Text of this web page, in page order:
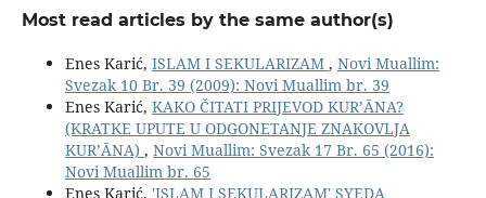
Most read articles by the same author(s)
Enes Karić, ISLAM I SEKULARIZAM , Novi Muallim:
Svezak 10 Br. 39 (2009): Novi Muallim br. 39
Enes Karić, KAKO ČITATI PRIJEVOD KUR’ĀNA?
(KRATKE UPUTE U ODGONETANJE ZNAKOVLJA
KUR’ĀNA) , Novi Muallim: Svezak 17 Br. 65 (2016):
Novi Muallim br. 65
Enes Karić, 'ISLAM I SEKULARIZAM' SYEDA